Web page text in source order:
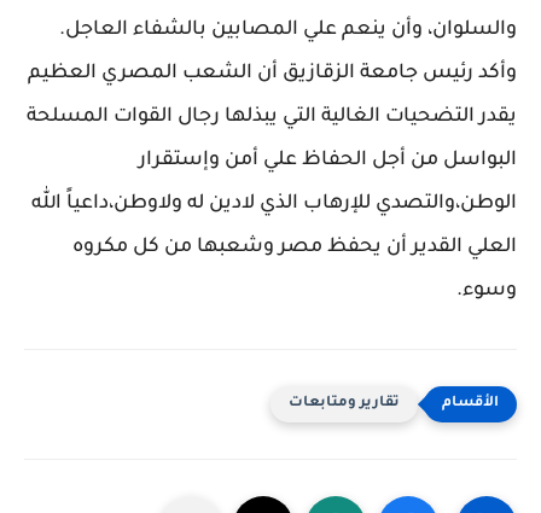
والسلوان، وأن ينعم علي المصابين بالشفاء العاجل.
وأكد رئيس جامعة الزقازيق أن الشعب المصري العظيم
يقدر التضحيات الغالية التي يبذلها رجال القوات المسلحة
البواسل من أجل الحفاظ علي أمن وإستقرار
الوطن،والتصدي للإرهاب الذي لادين له ولاوطن،داعياً الله
العلي القدير أن يحفظ مصر وشعبها من كل مكروه
وسوء.
تقارير ومتابعات